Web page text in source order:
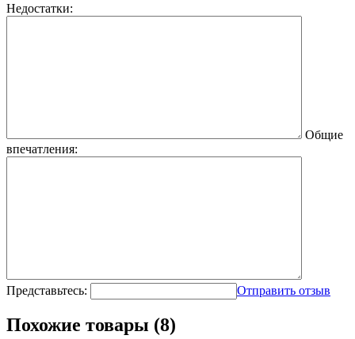
Недостатки:
Общие
впечатления:
Представьтесь: Отправить отзыв
Похожие товары (8)